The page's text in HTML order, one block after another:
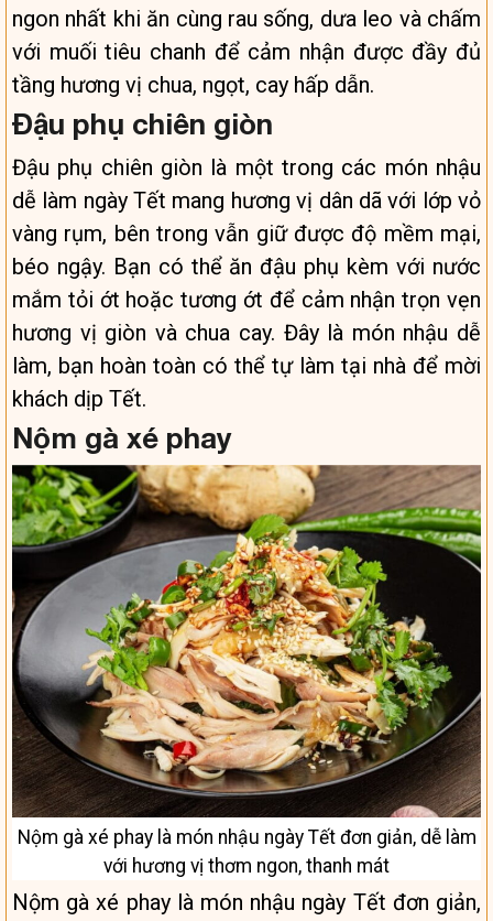
ngon nhất khi ăn cùng rau sống, dưa leo và chấm
với muối tiêu chanh để cảm nhận được đầy đủ
tầng hương vị chua, ngọt, cay hấp dẫn.
Đậu phụ chiên giòn
Đậu phụ chiên giòn là một trong các món nhậu
dễ làm ngày Tết mang hương vị dân dã với lớp vỏ
vàng rụm, bên trong vẫn giữ được độ mềm mại,
béo ngậy. Bạn có thể ăn đậu phụ kèm với nước
mắm tỏi ớt hoặc tương ớt để cảm nhận trọn vẹn
hương vị giòn và chua cay. Đây là món nhậu dễ
làm, bạn hoàn toàn có thể tự làm tại nhà để mời
khách dịp Tết.
Nộm gà xé phay
Nộm gà xé phay là món nhậu ngày Tết đơn giản, dễ làm
với hương vị thơm ngon, thanh mát
Nộm gà xé phay là món nhậu ngày Tết đơn giản,